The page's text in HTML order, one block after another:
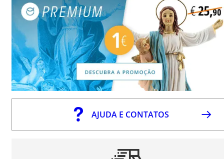
AJUDA E CONTATOS